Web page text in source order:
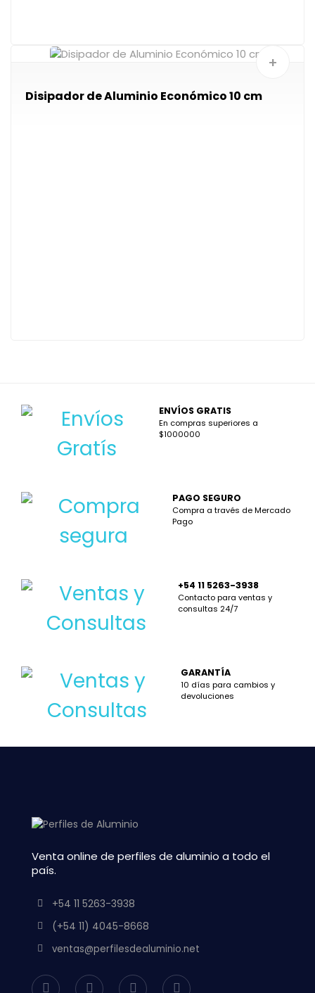
+
Disipador de Aluminio Económico 10 cm
ENVÍOS GRATIS
En compras superiores a
$1000000
PAGO SEGURO
Compra a través de Mercado
Pago
+54 11 5263-3938
Contacto para ventas y
consultas 24/7
GARANTÍA
10 días para cambios y
devoluciones
Venta online de perfiles de aluminio a todo el
país.
+54 11 5263-3938
(+54 11) 4045-8668
ventas@perfilesdealuminio.net